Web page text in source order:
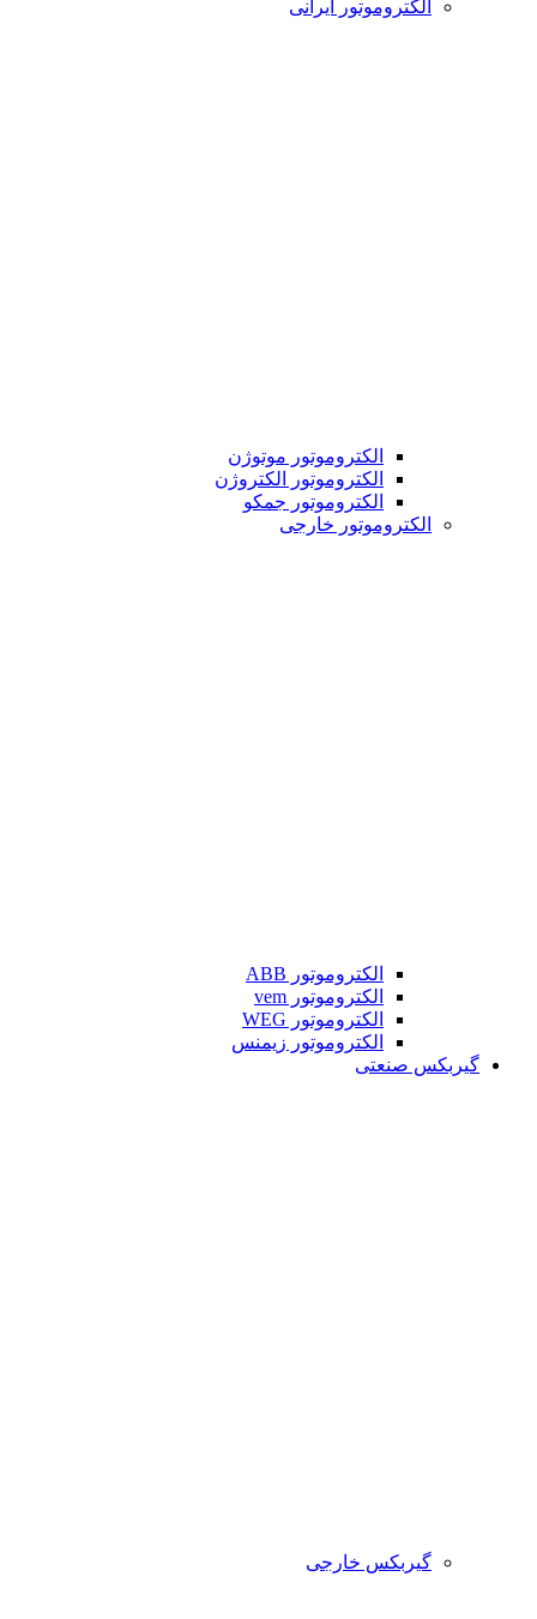
الکتروموتور ایرانی
الکتروموتور موتوژن
الکتروموتور الکتروژن
الکتروموتور جمکو
الکتروموتور خارجی
الکتروموتور ABB
الکتروموتور vem
الکتروموتور WEG
الکتروموتور زیمنس
گیربکس صنعتی
گیربکس خارجی